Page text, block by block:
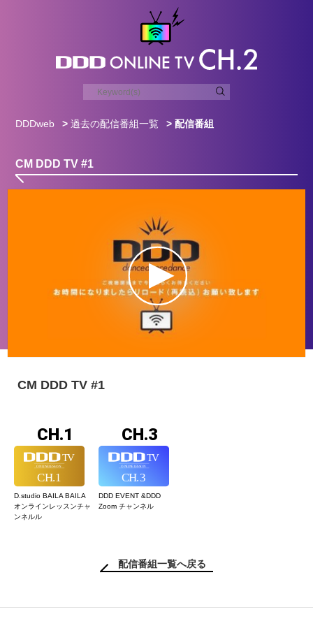
DDDweb >過去の配信番組一覧 > 配信番組
CM DDD TV #1
CM DDD TV #1
CH.1
D.studio BAILA BAILA
オンラインレッスンチャ
ンネルル
CH.3
DDD EVENT &DDD
Zoom チャンネル
配信番組一覧へ戻る